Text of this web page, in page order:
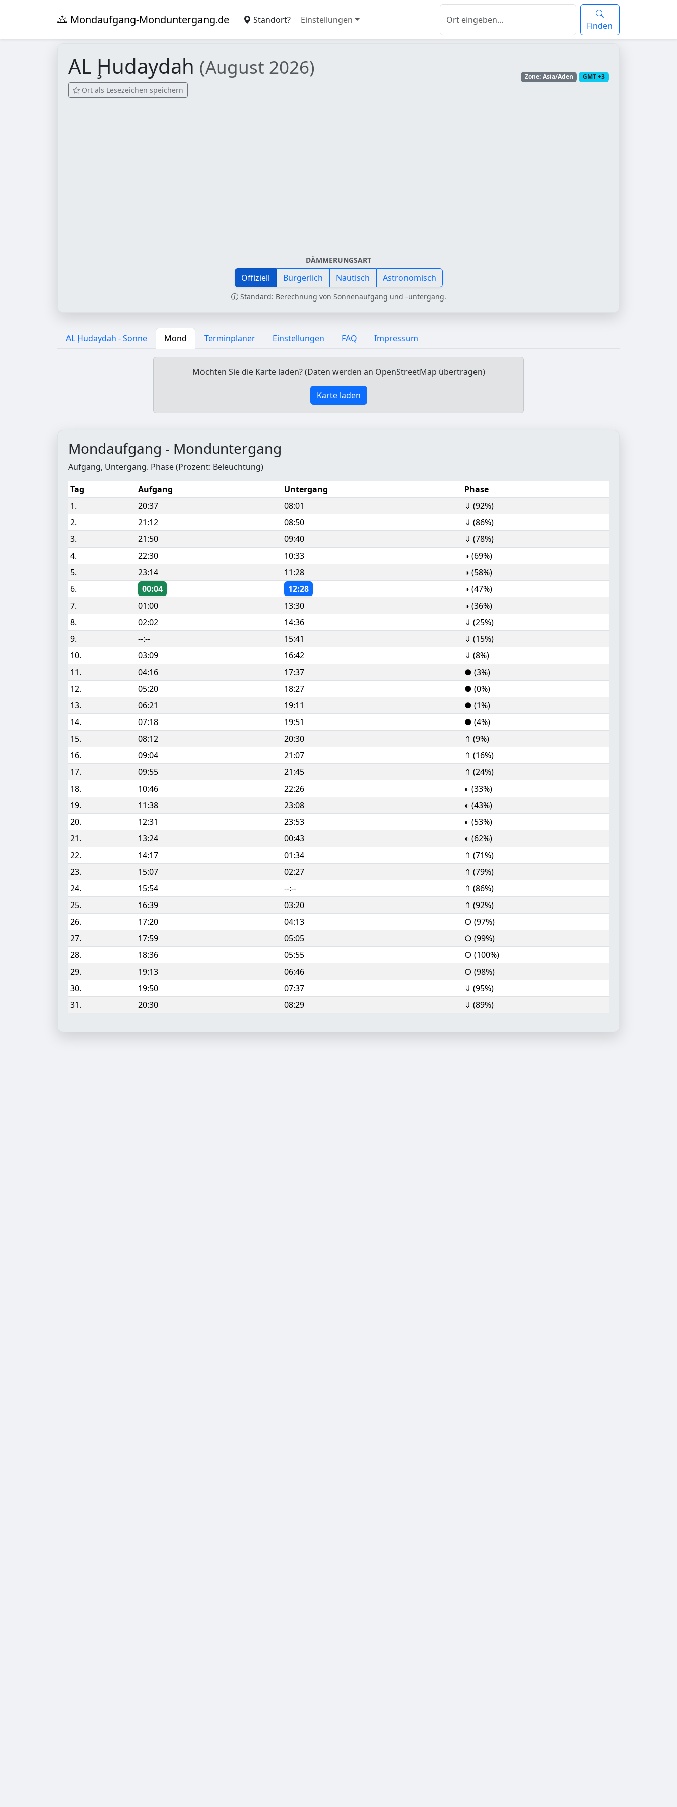
Mondaufgang-Monduntergang.de Standort? Einstellungen
Finden
AL Ḩudaydah (August 2026)
Ort als Lesezeichen speichern
Zone: Asia/Aden GMT +3
DÄMMERUNGSART
Offiziell Bürgerlich Nautisch Astronomisch
Standard: Berechnung von Sonnenaufgang und -untergang.
AL Ḩudaydah - Sonne Mond Terminplaner Einstellungen FAQ Impressum
Möchten Sie die Karte laden? (Daten werden an OpenStreetMap übertragen)
Karte laden
Mondaufgang - Monduntergang
Aufgang, Untergang. Phase (Prozent: Beleuchtung)
Tag
Aufgang Untergang
Phase
1.
20:37 08:01
⇓ (92%)
2.
21:12 08:50
⇓ (86%)
3.
21:50 09:40
⇓ (78%)
4.
22:30 10:33
◑ (69%)
5.
23:14 11:28
◑ (58%)
6.
00:04 12:28
◑ (47%)
7.
01:00 13:30
◑ (36%)
8.
02:02 14:36
⇓ (25%)
9.
--:-- 15:41
⇓ (15%)
10.
03:09 16:42
⇓ (8%)
11.
04:16 17:37
● (3%)
12.
05:20 18:27
● (0%)
13.
06:21 19:11
● (1%)
14.
07:18 19:51
● (4%)
15.
08:12 20:30
⇑ (9%)
16.
09:04 21:07
⇑ (16%)
17.
09:55 21:45
⇑ (24%)
18.
10:46 22:26
◐ (33%)
19.
11:38 23:08
◐ (43%)
20.
12:31 23:53
◐ (53%)
21.
13:24 00:43
◐ (62%)
22.
14:17 01:34
⇑ (71%)
23.
15:07 02:27
⇑ (79%)
24.
15:54 --:--
⇑ (86%)
25.
16:39 03:20
⇑ (92%)
26.
17:20 04:13
○ (97%)
27.
17:59 05:05
○ (99%)
28.
18:36 05:55
○ (100%)
29.
19:13 06:46
○ (98%)
30.
19:50 07:37
⇓ (95%)
31.
20:30 08:29 ⇓ (89%)